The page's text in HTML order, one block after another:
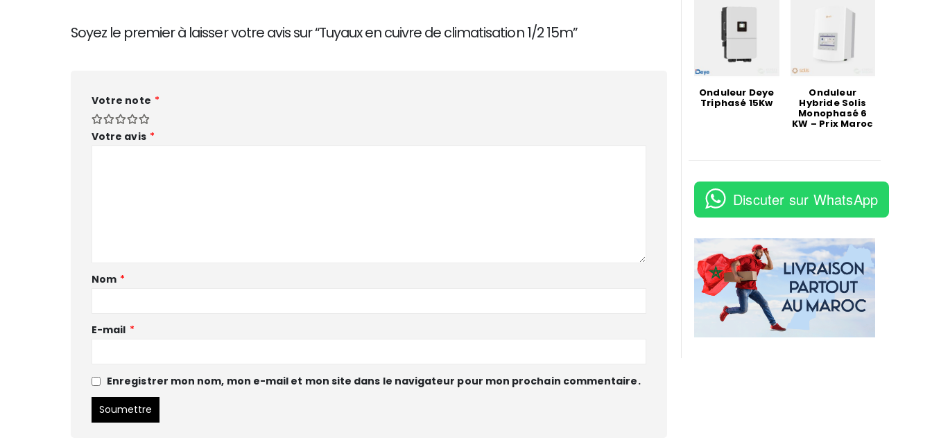
Soyez le premier à laisser votre avis sur “Tuyaux en cuivre de climatisation 1/2 15m”
Votre note *
Votre avis *
Nom *
E-mail *
Enregistrer mon nom, mon e-mail et mon site dans le navigateur pour mon prochain commentaire.
Onduleur Deye
Triphasé 15Kw
Onduleur
Hybride Solis
Monophasé 6
KW – Prix Maroc
Discuter sur WhatsApp